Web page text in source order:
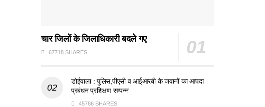
चार जिलों के जिलाधिकारी बदले गए
67718 SHARES
डोईवाला : पुलिस,पीएसी व आईआरबी के जवानों का आपदा
प्रबंधन प्रशिक्षण सम्पन्न
45786 SHARES